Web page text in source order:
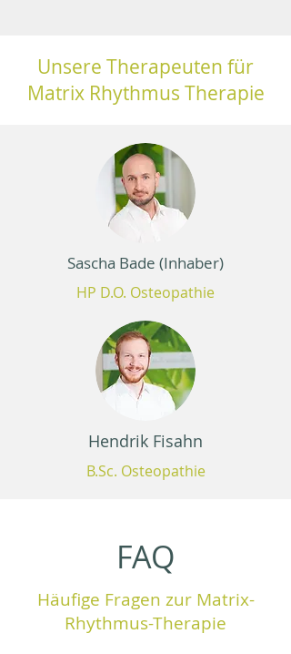
Unsere Therapeuten für
Matrix Rhythmus Therapie
Sascha Bade (Inhaber)
HP D.O. Osteopathie
Hendrik Fisahn
B.Sc. Osteopathie
FAQ
Häufige Fragen zur Matrix-
Rhythmus-Therapie